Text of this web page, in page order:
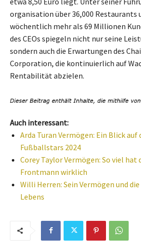
organisation über 36,000 Restaurants
wöchentlich mehr als 69 Millionen
des CEOs spiegeln nicht nur seine
sondern auch die Erwartungen des
Corporation, die kontinuierlich auf
Rentabilität abzielen.
Auch interessant:
Arda Turan Vermögen: Ein Blick auf
Fußballstars 2024
Corey Taylor Vermögen: So viel
Frontmann wirklich
Willi Herren: Sein Vermögen und
Lebens